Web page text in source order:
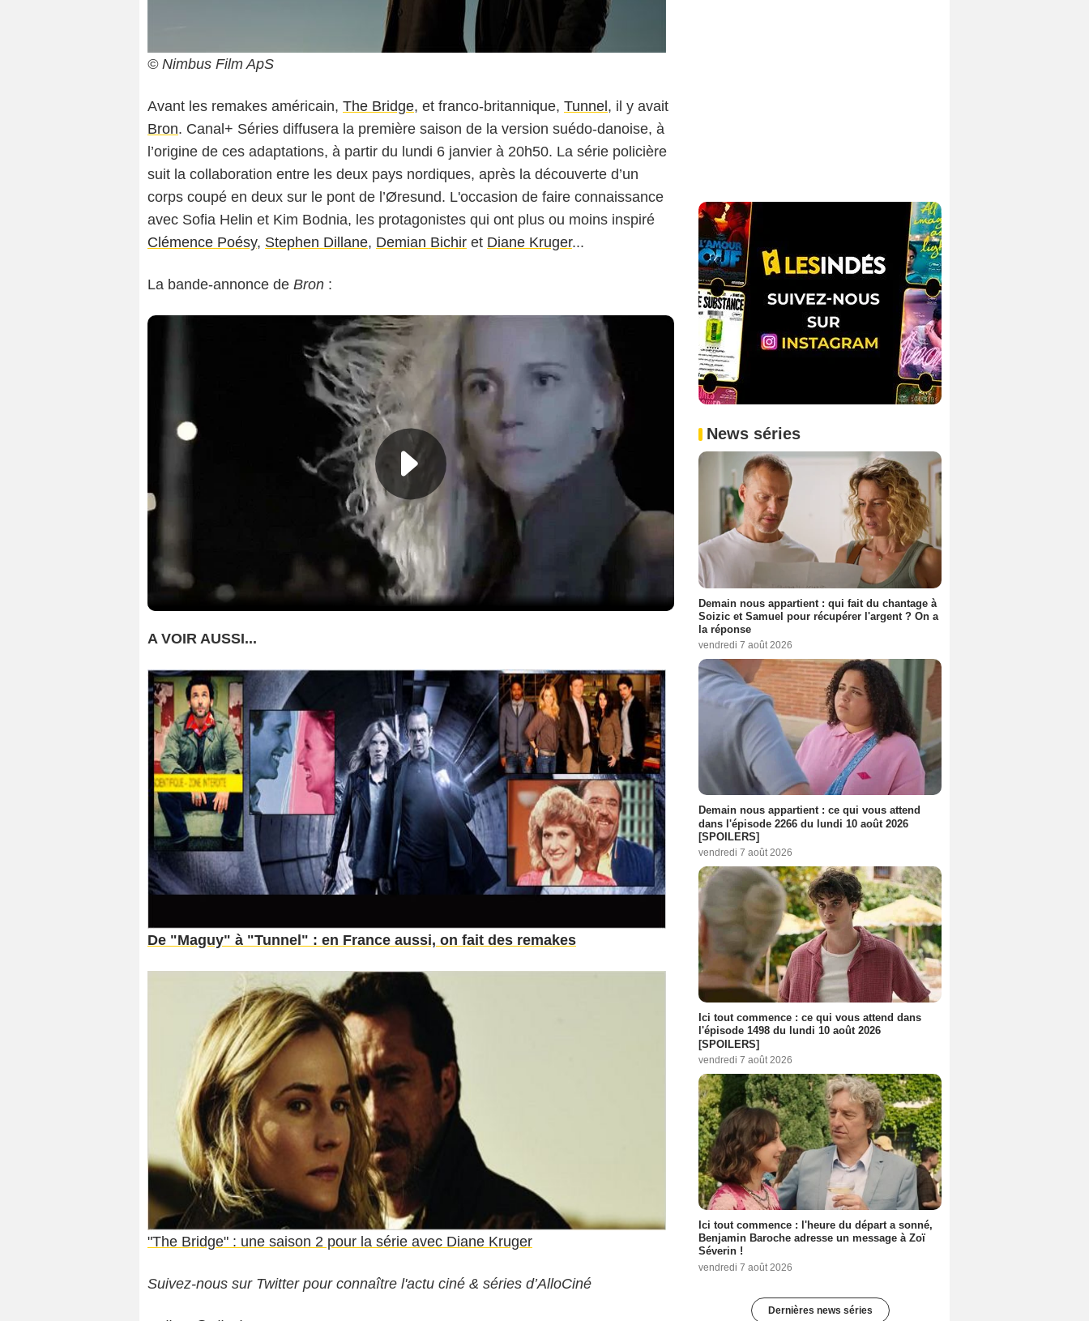
© Nimbus Film ApS
Avant les remakes américain, The Bridge, et franco-britannique, Tunnel, il y avait
Bron. Canal+ Séries diffusera la première saison de la version suédo-danoise, à
l’origine de ces adaptations, à partir du lundi 6 janvier à 20h50. La série policière
suit la collaboration entre les deux pays nordiques, après la découverte d’un
corps coupé en deux sur le pont de l’Øresund. L'occasion de faire connaissance
avec Sofia Helin et Kim Bodnia, les protagonistes qui ont plus ou moins inspiré
Clémence Poésy, Stephen Dillane, Demian Bichir et Diane Kruger...
La bande-annonce de Bron :
A VOIR AUSSI...
De "Maguy" à "Tunnel" : en France aussi, on fait des remakes
"The Bridge" : une saison 2 pour la série avec Diane Kruger
Suivez-nous sur Twitter pour connaître l'actu ciné & séries d’AlloCiné
News séries
Demain nous appartient : qui fait du chantage à
Soizic et Samuel pour récupérer l'argent ? On a
la réponse
vendredi 7 août 2026
Demain nous appartient : ce qui vous attend
dans l'épisode 2266 du lundi 10 août 2026
[SPOILERS]
vendredi 7 août 2026
Ici tout commence : ce qui vous attend dans
l'épisode 1498 du lundi 10 août 2026
[SPOILERS]
vendredi 7 août 2026
Ici tout commence : l'heure du départ a sonné,
Benjamin Baroche adresse un message à Zoï
Séverin !
vendredi 7 août 2026
Dernières news séries